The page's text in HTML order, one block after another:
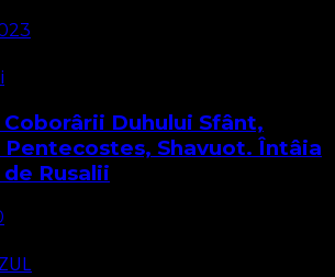
Duhului Sfânt,
Pentecostes, Shavuot. Întâia
Rusalii